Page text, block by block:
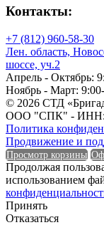
Контакты:
+7 (812) 960-58-30
Лен. область,
шоссе, уч.2
Апрель - Октябрь:
Ноябрь - Март:
© 2026 СТД
ООО "СПК" - ИНН:
Политика
Продвижение и
Просмотр корзины
Продолжая
использованием
Принять
Отказаться